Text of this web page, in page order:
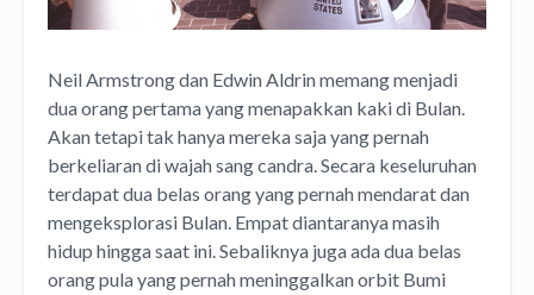
Neil Armstrong dan Edwin Aldrin memang menjadi
dua orang pertama yang menapakkan kaki di Bulan.
Akan tetapi tak hanya mereka saja yang pernah
berkeliaran di wajah sang candra. Secara keseluruhan
terdapat dua belas orang yang pernah mendarat dan
mengeksplorasi Bulan. Empat diantaranya masih
hidup hingga saat ini. Sebaliknya juga ada dua belas
orang pula yang pernah meninggalkan orbit Bumi